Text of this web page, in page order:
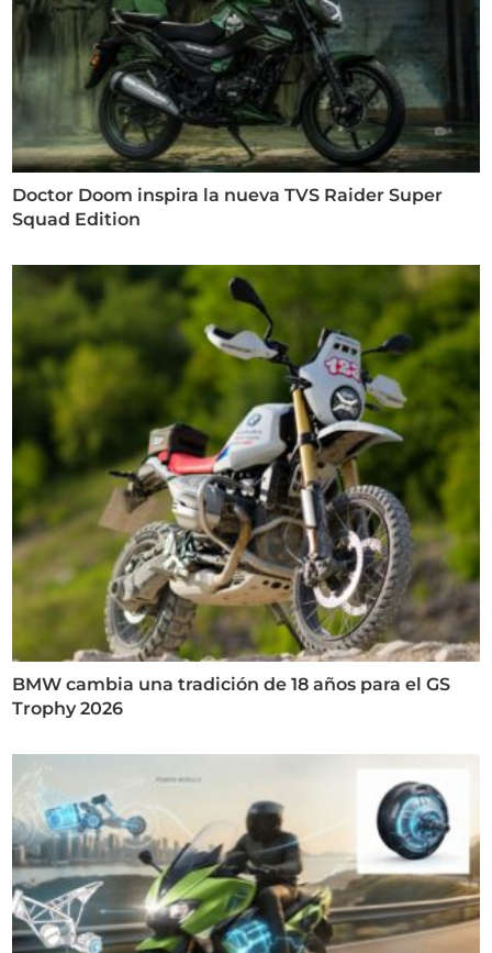
Doctor Doom inspira la nueva TVS Raider Super
Squad Edition
BMW cambia una tradición de 18 años para el GS
Trophy 2026